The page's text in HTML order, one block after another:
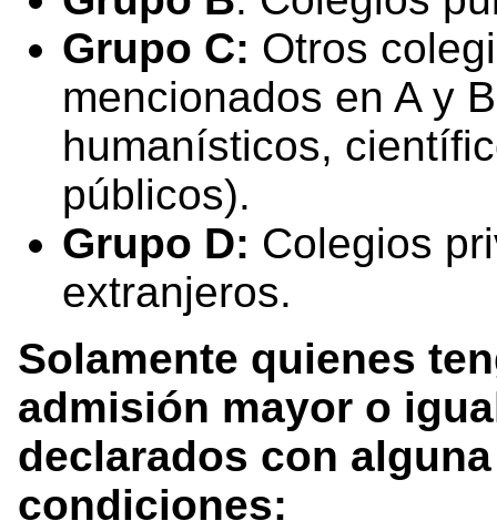
Grupo C: Otros
mencionados en A y
humanísticos,
públicos).
Grupo D: Colegios
extranjeros.
Solamente quienes
admisión mayor o
declarados con
condiciones: